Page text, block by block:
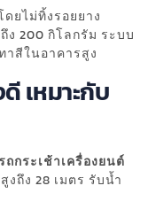
ยไม่ทิ้งรอยยาง
ง 200 กิโลกรัม ระบบ
าสีในอาคารสูง
เหมาะกับ
ถกระเช้าเครื่องยนต์
ถึง 28 เมตร รับน้ำ